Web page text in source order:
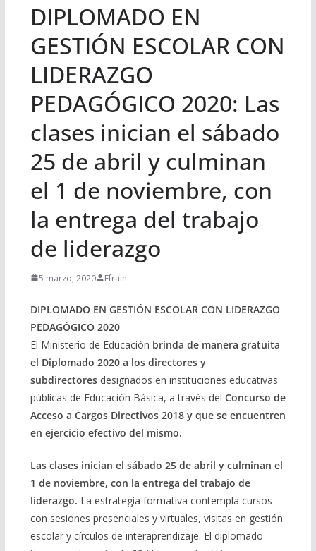
DIPLOMADO EN
GESTIÓN ESCOLAR CON
LIDERAZGO
PEDAGÓGICO 2020: Las
clases inician el sábado
25 de abril y culminan
el 1 de noviembre, con
la entrega del trabajo
de liderazgo
5 marzo, 2020 Efrain
DIPLOMADO EN GESTIÓN ESCOLAR CON LIDERAZGO
PEDAGÓGICO 2020
El Ministerio de Educación brinda de manera gratuita
el Diplomado 2020 a los directores y
subdirectoresdesignados en instituciones educativas
públicas de Educación Básica, a través del Concurso de
Acceso a Cargos Directivos 2018 y que se encuentren
en ejercicio efectivo del mismo.
Las clases inician el sábado 25 de abril y culminan el
1 de noviembre, con la entrega del trabajo de
liderazgo. La estrategia formativa contempla cursos
con sesiones presenciales y virtuales, visitas en gestión
escolar y círculos de interaprendizaje. El diplomado